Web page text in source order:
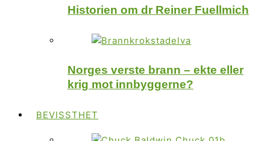
Historien om dr Reiner Fuellmich
Norges verste brann – ekte eller
krig mot innbyggerne?
BEVISSTHET